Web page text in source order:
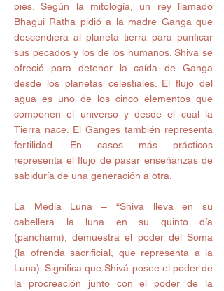
pies. Según la mitología, un rey llamado
Bhagui Ratha pidió a la madre Ganga que
descendiera al planeta tierra para purificar
sus pecados y los de los humanos. Shiva se
ofreció para detener la caída de Ganga
desde los planetas celestiales. El flujo del
agua es uno de los cinco elementos que
componen el universo y desde el cual la
Tierra nace. El Ganges también representa
fertilidad. En casos más prácticos
representa el flujo de pasar enseñanzas de
sabiduría de una generación a otra.
La Media Luna – “Shiva lleva en su
cabellera la luna en su quinto día
(panchami), demuestra el poder del Soma
(la ofrenda sacrificial, que representa a la
Luna). Significa que Shivá posee el poder de
la procreación junto con el poder de la